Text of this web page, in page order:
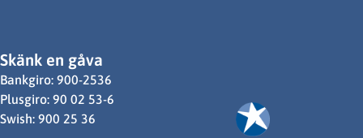
Skänk en gåva
Bankgiro: 900-2536
Plusgiro: 90 02 53-6
Swish: 900 25 36